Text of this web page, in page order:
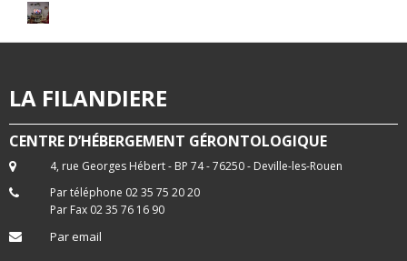
LA FILANDIERE
CENTRE D’HÉBERGEMENT GÉRONTOLOGIQUE
4, rue Georges Hébert - BP 74 - 76250 - Deville-les-Rouen
Par téléphone 02 35 75 20 20
Par Fax 02 35 76 16 90
Par email